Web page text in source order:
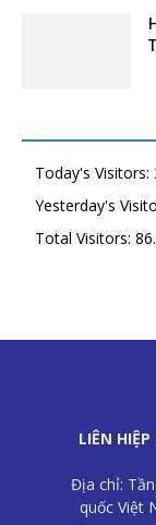
Today's Visitors:
Yesterday's
Total Visitors:
LIÊN
Địa chỉ:
quốc Việt